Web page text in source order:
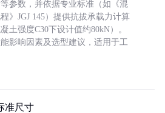
参数，并依据专业标准（如《混
》JGJ 145）提供抗拔承载力计算
土强度C30下设计值约80kN）。
影响因素及选型建议，适用于工
准尺寸